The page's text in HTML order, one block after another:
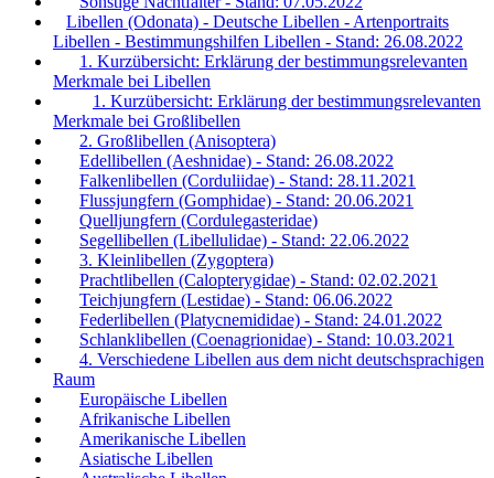
Libellen (Odonata) - Deutsche Libellen - Artenportraits
Libellen - Bestimmungshilfen Libellen - Stand: 26.08.2022
1. Kurzübersicht: Erklärung der bestimmungsrelevanten
Merkmale bei Libellen
1. Kurzübersicht: Erklärung der bestimmungsrelevanten
Merkmale bei Großlibellen
2. Großlibellen (Anisoptera)
Edellibellen (Aeshnidae) - Stand: 26.08.2022
Falkenlibellen (Corduliidae) - Stand: 28.11.2021
Flussjungfern (Gomphidae) - Stand: 20.06.2021
Quelljungfern (Cordulegasteridae)
Segellibellen (Libellulidae) - Stand: 22.06.2022
3. Kleinlibellen (Zygoptera)
Prachtlibellen (Calopterygidae) - Stand: 02.02.2021
Teichjungfern (Lestidae) - Stand: 06.06.2022
Federlibellen (Platycnemididae) - Stand: 24.01.2022
Schlanklibellen (Coenagrionidae) - Stand: 10.03.2021
4. Verschiedene Libellen aus dem nicht deutschsprachigen
Raum
Europäische Libellen
Afrikanische Libellen
Amerikanische Libellen
Asiatische Libellen